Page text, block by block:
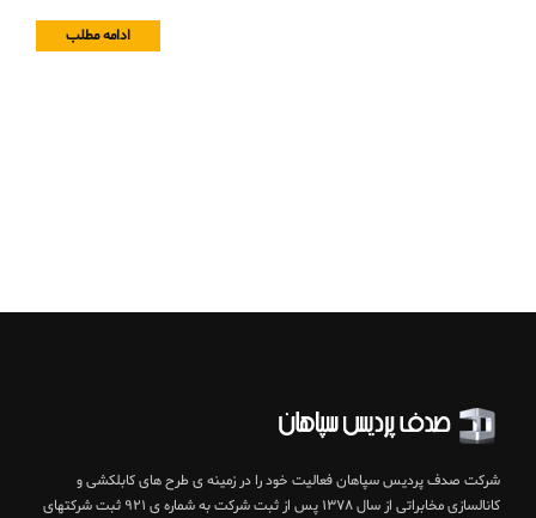
ادامه مطلب
شرکت صدف پردیس سپاهان فعالیت خود را در زمینه ی طرح های کابلکشی و
کانالسازی مخابراتی از سال ۱۳۷۸ پس از ثبت شرکت به شماره ی ۹۲۱ ثبت شرکتهای